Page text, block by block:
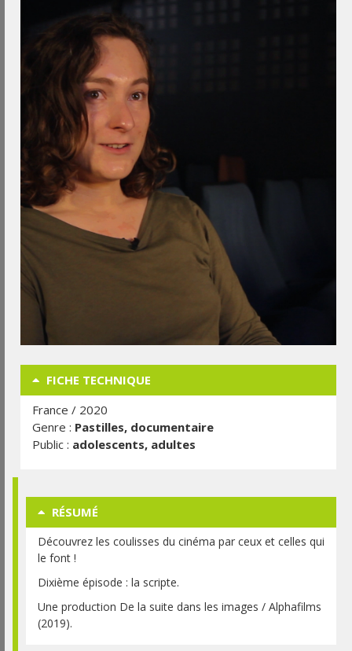
FICHE TECHNIQUE
France / 2020
Genre : Pastilles, documentaire
Public : adolescents, adultes
RÉSUMÉ
Découvrez les coulisses du cinéma par ceux et celles qui
le font !
Dixième épisode : la scripte.
Une production De la suite dans les images / Alphafilms
(2019).